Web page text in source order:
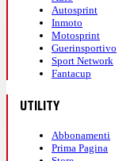
Autosprint
Inmoto
Motosprint
Guerinsportivo
Sport Network
Fantacup
UTILITY
Abbonamenti
Prima Pagina